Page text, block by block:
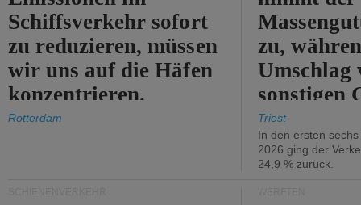
Schiffsverkehr sofort
zu reduzieren, müssen
wir uns auf die Häfen
konzentrieren.
Rotterdam
zu,
Umschlag
sonstigen
abnimmt.
Triest
In den ersten
2026 ging der
24,9 % zurück.